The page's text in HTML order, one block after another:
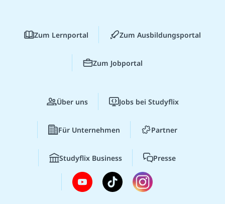
Zum Lernportal Zum Ausbildungsportal
Zum Jobportal
Über uns Jobs bei Studyflix
Für Unternehmen Partner
Studyflix Business Presse